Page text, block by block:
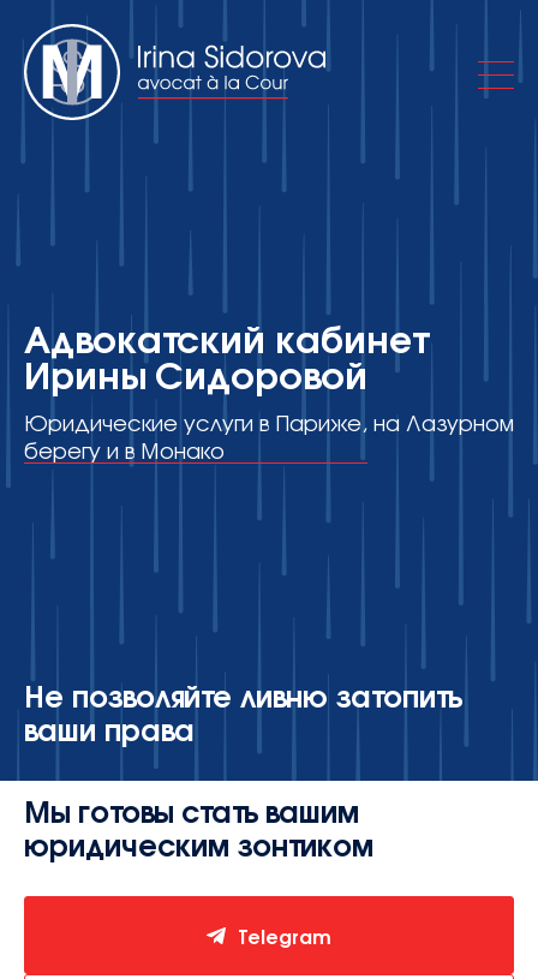
Публикации
Контакты
contact@avocatsidorova.fr
+33 6 29 90 28 59
FR EN RU
Адвокатский кабинет
Ирины Сидоровой
Юридические услуги в Париже, на Лазурном
берегу и в Монако
Не позволяйте ливню затопить
ваши права
Мы готовы стать вашим
юридическим зонтиком
Telegram